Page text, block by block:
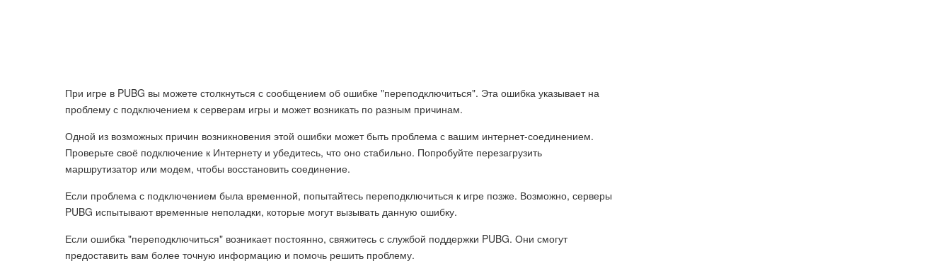
При игре в PUBG вы можете столкнуться с сообщением об ошибке "переподключиться". Эта ошибка указывает на
проблему с подключением к серверам игры и может возникать по разным причинам.
Одной из возможных причин возникновения этой ошибки может быть проблема с вашим интернет-соединением.
Проверьте своё подключение к Интернету и убедитесь, что оно стабильно. Попробуйте перезагрузить
маршрутизатор или модем, чтобы восстановить соединение.
Если проблема с подключением была временной, попытайтесь переподключиться к игре позже. Возможно, серверы
PUBG испытывают временные неполадки, которые могут вызывать данную ошибку.
Если ошибка "переподключиться" возникает постоянно, свяжитесь с службой поддержки PUBG. Они смогут
предоставить вам более точную информацию и помочь решить проблему.